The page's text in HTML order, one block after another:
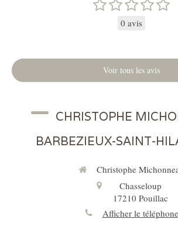
0 avis
Voir tous les avis
CHRISTOPHE
BARBEZIEUX-SAINT-
Christophe
Chasseloup
17210 Pouillac
Afficher le téléphone